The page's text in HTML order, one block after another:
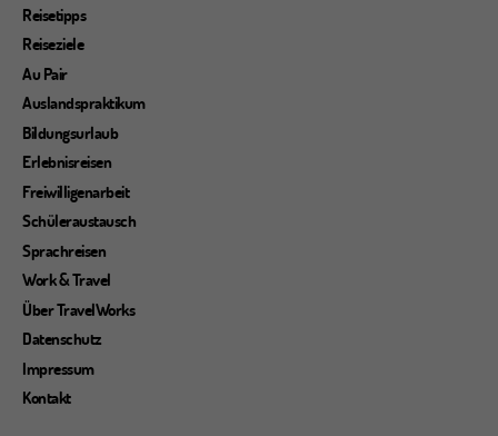
Reisetipps
Reiseziele
Au Pair
Auslandspraktikum
Bildungsurlaub
Erlebnisreisen
Freiwilligenarbeit
Schüleraustausch
Sprachreisen
Work & Travel
Über TravelWorks
Datenschutz
Impressum
Kontakt